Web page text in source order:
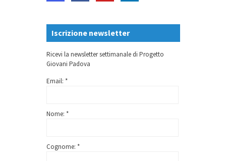
Iscrizione newsletter
Ricevi la newsletter settimanale di Progetto
Giovani Padova
Email: *
Nome: *
Cognome: *